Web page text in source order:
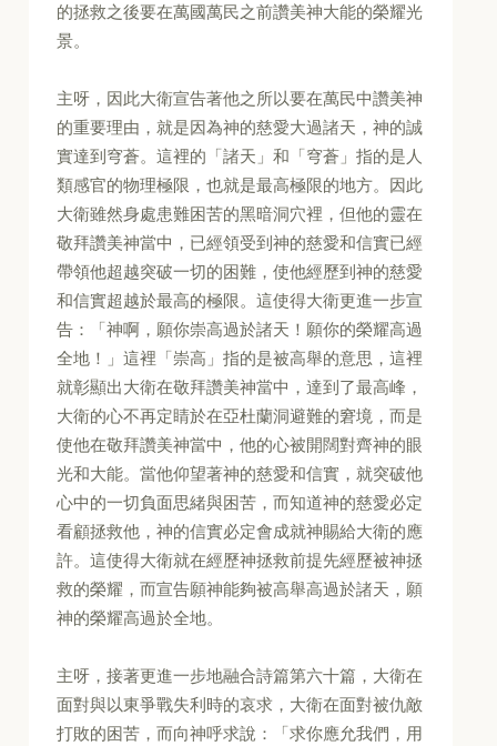
的拯救之後要在萬國萬民之前讚美神大能的榮耀光
景。
主呀，因此大衛宣告著他之所以要在萬民中讚美神
的重要理由，就是因為神的慈愛大過諸天，神的誠
實達到穹蒼。這裡的「諸天」和「穹蒼」指的是人
類感官的物理極限，也就是最高極限的地方。因此
大衛雖然身處患難困苦的黑暗洞穴裡，但他的靈在
敬拜讚美神當中，已經領受到神的慈愛和信實已經
帶領他超越突破一切的困難，使他經歷到神的慈愛
和信實超越於最高的極限。這使得大衛更進一步宣
告：「神啊，願你崇高過於諸天！願你的榮耀高過
全地！」這裡「崇高」指的是被高舉的意思，這裡
就彰顯出大衛在敬拜讚美神當中，達到了最高峰，
大衛的心不再定睛於在亞杜蘭洞避難的窘境，而是
使他在敬拜讚美神當中，他的心被開闊對齊神的眼
光和大能。當他仰望著神的慈愛和信實，就突破他
心中的一切負面思緒與困苦，而知道神的慈愛必定
看顧拯救他，神的信實必定會成就神賜給大衛的應
許。這使得大衛就在經歷神拯救前提先經歷被神拯
救的榮耀，而宣告願神能夠被高舉高過於諸天，願
神的榮耀高過於全地。
主呀，接著更進一步地融合詩篇第六十篇，大衛在
面對與以東爭戰失利時的哀求，大衛在面對被仇敵
打敗的困苦，而向神呼求說：「求你應允我們，用